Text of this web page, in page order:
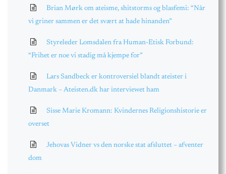
Brian Mørk om ateisme, shitstorms og blasfemi: “Når
vi griner sammen er det svært at hade hinanden”
Styreleder Lomsdalen fra Human-Etisk Forbund:
“Frihet er noe vi stadig må kjempe for”
Lars Sandbeck er kontroversiel blandt ateister i
Danmark – Ateisten.dk har interviewet ham
Sisse Marie Kromann: Kvindernes Religionshistorie er
overset
Jehovas Vidner vs den norske stat afsluttet – afventer
dom